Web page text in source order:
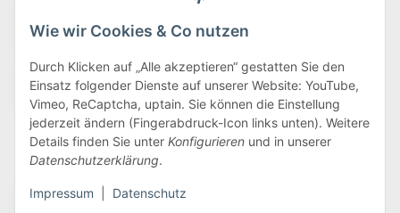
Wie wir Cookies & Co nutzen
Durch Klicken auf „Alle akzeptieren“ gestatten Sie den
Einsatz folgender Dienste auf unserer Website: YouTube,
Vimeo, ReCaptcha, uptain. Sie können die Einstellung
jederzeit ändern (Fingerabdruck-Icon links unten). Weitere
Details finden Sie unter Konfigurieren und in unserer
Datenschutzerklärung.
Impressum Datenschutz
Wir versenden via: